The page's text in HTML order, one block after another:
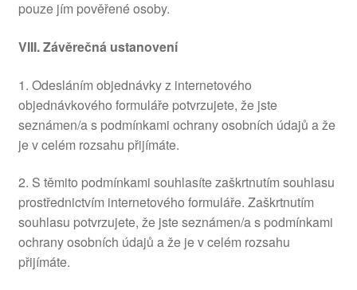
pouze jím pověřené osoby.
VIII.Závěrečná ustanovení
1. Odesláním objednávky z internetového
objednávkového formuláře potvrzujete, že jste
seznámen/a s podmínkami ochrany osobních údajů a že
je v celém rozsahu přijímáte.
2. S těmito podmínkami souhlasíte zaškrtnutím souhlasu
prostřednictvím internetového formuláře. Zaškrtnutím
souhlasu potvrzujete, že jste seznámen/a s podmínkami
ochrany osobních údajů a že je v celém rozsahu
přijímáte.